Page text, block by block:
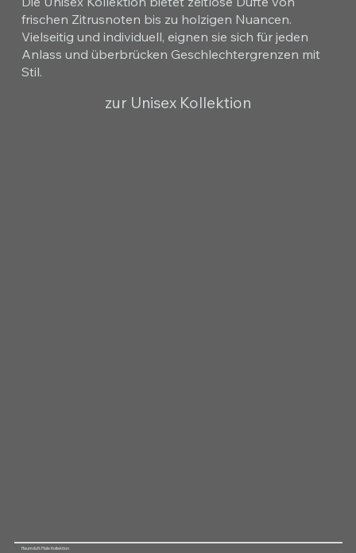
frischen Zitrusnoten bis zu holzigen Nuancen.
Vielseitig und individuell, eignen sie sich für jeden
Anlass und überbrücken Geschlechtergrenzen mit
Stil.
zur Unisex Kollektion
Raumduft Male Kollektion